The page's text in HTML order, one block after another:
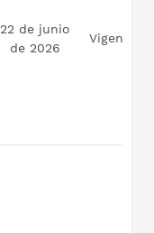
22 de junio
de 2026
Vigente